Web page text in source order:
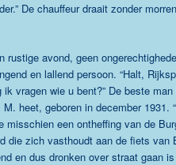
De chauffeur draait zonder
rustige avond, geen
en lallend persoon. “Halt,
vragen wie u bent?” De beste
heet, geboren in december 1931.
een ontheffing van de
die zich vasthoudt aan de fiets van
en dus dronken over straat gaan